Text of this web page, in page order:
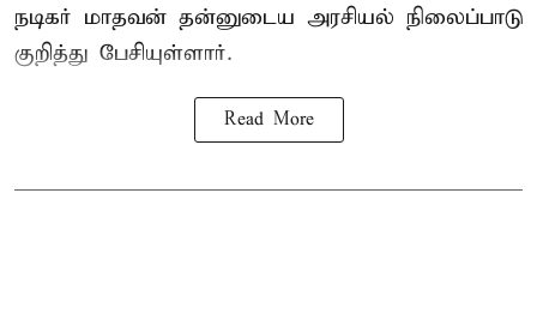
நடிகர் மாதவன் தன்னுடைய அரசியல் நிலைப்பாடு
குறித்து பேசியுள்ளார்.
Read More